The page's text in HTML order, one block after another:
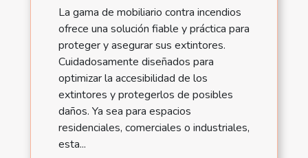
La gama de mobiliario contra incendios
ofrece una solución fiable y práctica para
proteger y asegurar sus extintores.
Cuidadosamente diseñados para
optimizar la accesibilidad de los
extintores y protegerlos de posibles
daños. Ya sea para espacios
residenciales, comerciales o industriales,
esta...